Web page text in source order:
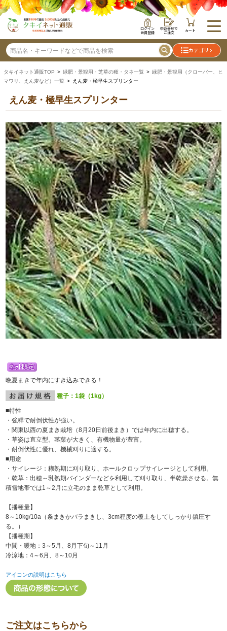
ログイン
会員登録
申込番号で
ご注文 カート
カテゴリ
タキイネット通販TOP > 緑肥・景観用・芝草の種・タネ一覧 > 緑肥・景観用（クローバー、ヒ
マワリ、えん麦など）一覧 > えん麦・極早生スプリンター
えん麦・極早生スプリンター
晩夏まきで年内にすき込みできる！
種子：1袋（1kg）
■特性
・強稈で耐倒伏性が強い。
・関東以西の夏まき栽培（8月20日前後まき）では年内に出穂する。
・草姿は直立型。茎葉が大きく、有機物量が豊富。
・耐倒伏性に優れ、機械刈りに適する。
■用途
・サイレージ：糊熟期に刈り取り、ホールクロップサイレージとして利用。
・乾草：出穂～乳熟期バインダーなどを利用して刈り取り、半乾燥させる。無
積雪地帯では1～2月に立毛のまま乾草として利用。
【播種量】
8～10kg/10a（条まきかバラまきし、3cm程度の覆土をしてしっかり鎮圧す
る。）
【播種期】
中間・暖地：3～5月、8月下旬～11月
冷涼地：4～6月、8～10月
アイコンの説明はこちら
ご注文はこちらから